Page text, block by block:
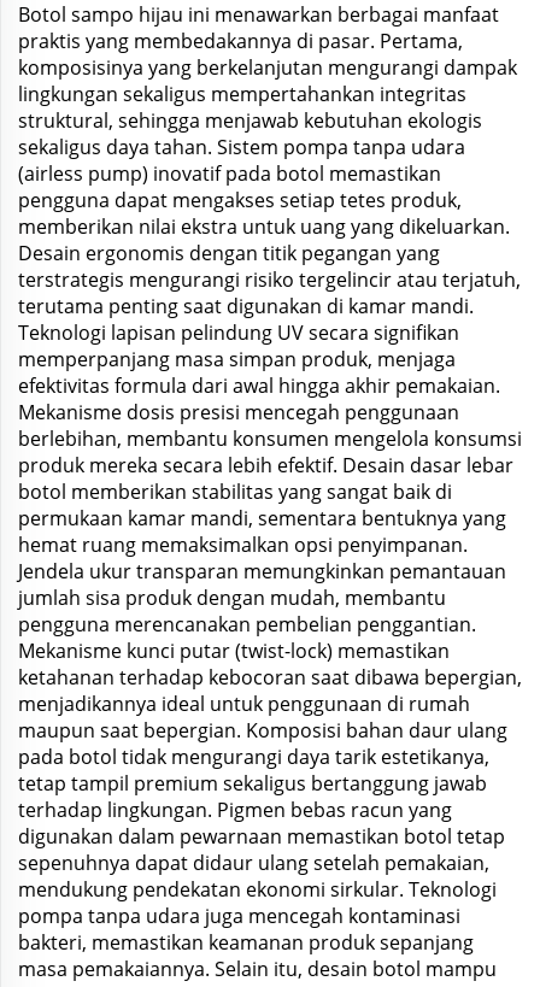
Botol sampo hijau ini menawarkan berbagai manfaat
praktis yang membedakannya di pasar. Pertama,
komposisinya yang berkelanjutan mengurangi dampak
lingkungan sekaligus mempertahankan integritas
struktural, sehingga menjawab kebutuhan ekologis
sekaligus daya tahan. Sistem pompa tanpa udara
(airless pump) inovatif pada botol memastikan
pengguna dapat mengakses setiap tetes produk,
memberikan nilai ekstra untuk uang yang dikeluarkan.
Desain ergonomis dengan titik pegangan yang
terstrategis mengurangi risiko tergelincir atau terjatuh,
terutama penting saat digunakan di kamar mandi.
Teknologi lapisan pelindung UV secara signifikan
memperpanjang masa simpan produk, menjaga
efektivitas formula dari awal hingga akhir pemakaian.
Mekanisme dosis presisi mencegah penggunaan
berlebihan, membantu konsumen mengelola konsumsi
produk mereka secara lebih efektif. Desain dasar lebar
botol memberikan stabilitas yang sangat baik di
permukaan kamar mandi, sementara bentuknya yang
hemat ruang memaksimalkan opsi penyimpanan.
Jendela ukur transparan memungkinkan pemantauan
jumlah sisa produk dengan mudah, membantu
pengguna merencanakan pembelian penggantian.
Mekanisme kunci putar (twist-lock) memastikan
ketahanan terhadap kebocoran saat dibawa bepergian,
menjadikannya ideal untuk penggunaan di rumah
maupun saat bepergian. Komposisi bahan daur ulang
pada botol tidak mengurangi daya tarik estetikanya,
tetap tampil premium sekaligus bertanggung jawab
terhadap lingkungan. Pigmen bebas racun yang
digunakan dalam pewarnaan memastikan botol tetap
sepenuhnya dapat didaur ulang setelah pemakaian,
mendukung pendekatan ekonomi sirkular. Teknologi
pompa tanpa udara juga mencegah kontaminasi
bakteri, memastikan keamanan produk sepanjang
masa pemakaiannya. Selain itu, desain botol mampu